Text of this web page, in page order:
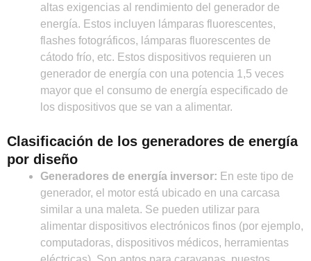
altas exigencias al rendimiento del generador de
energía. Estos incluyen lámparas fluorescentes,
flashes fotográficos, lámparas fluorescentes de
cátodo frío, etc. Estos dispositivos requieren un
generador de energía con una potencia 1,5 veces
mayor que el consumo de energía especificado de
los dispositivos que se van a alimentar.
Clasificación de los generadores de energía
por diseño
Generadores de energía inversor: En este tipo de
generador, el motor está ubicado en una carcasa
similar a una maleta. Se pueden utilizar para
alimentar dispositivos electrónicos finos (por ejemplo,
computadoras, dispositivos médicos, herramientas